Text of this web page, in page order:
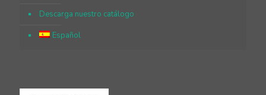
Descarga nuestro catálogo
Español